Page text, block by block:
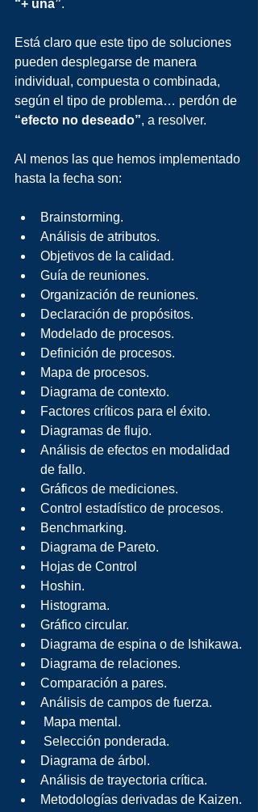
“+ una”.
Está claro que este tipo de soluciones
pueden desplegarse de manera
individual, compuesta o combinada,
según el tipo de problema… perdón de
“efecto no deseado”, a resolver.
Al menos las que hemos implementado
hasta la fecha son:
Brainstorming.
Análisis de atributos.
Objetivos de la calidad.
Guía de reuniones.
Organización de reuniones.
Declaración de propósitos.
Modelado de procesos.
Definición de procesos.
Mapa de procesos.
Diagrama de contexto.
Factores críticos para el éxito.
Diagramas de flujo.
Análisis de efectos en modalidad
de fallo.
Gráficos de mediciones.
Control estadístico de procesos.
Benchmarking.
Diagrama de Pareto.
Hojas de Control
Hoshin.
Histograma.
Gráfico circular.
Diagrama de espina o de Ishikawa.
Diagrama de relaciones.
Comparación a pares.
Análisis de campos de fuerza.
Mapa mental.
Selección ponderada.
Diagrama de árbol.
Análisis de trayectoria crítica.
Metodologías derivadas de Kaizen.